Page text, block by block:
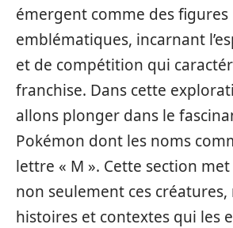
émergent comme des figures
emblématiques, incarnant
et de compétition qui
franchise. Dans cette
allons plonger dans le
Pokémon dont les noms
lettre « M ». Cette section
non seulement ces créatures,
histoires et contextes qui les